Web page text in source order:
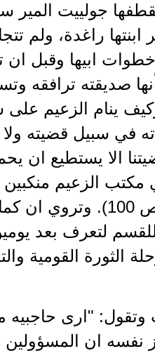
جولييت المير
ابنتها راغدة، ولم
ابيها وقبل ان
صديقته ترافقه
وكيف ينام الزعيم
ومدى معاناته في سبيل
الا يستطيع ان
مكتب الزعيم
شرابي واميل رعد وجورج
للقسم لتعرف بعد
الثورة القومية
"ارى حاجبيه
ان المسؤولين